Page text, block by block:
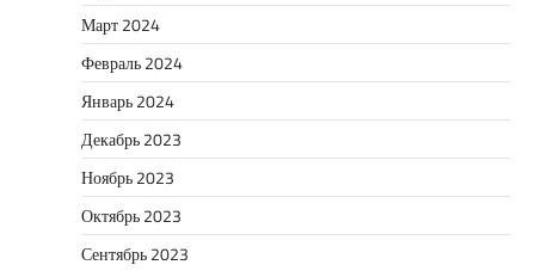
Март 2024
Февраль 2024
Январь 2024
Декабрь 2023
Ноябрь 2023
Октябрь 2023
Сентябрь 2023